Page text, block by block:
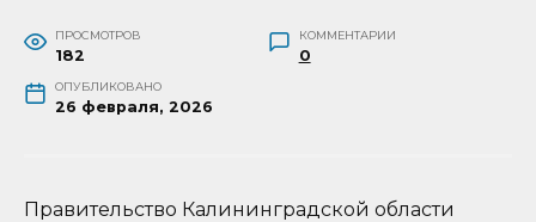
ПРОСМОТРОВ
182
КОММЕНТАРИИ
0
ОПУБЛИКОВАНО
26 февраля, 2026
Правительство Калининградской области